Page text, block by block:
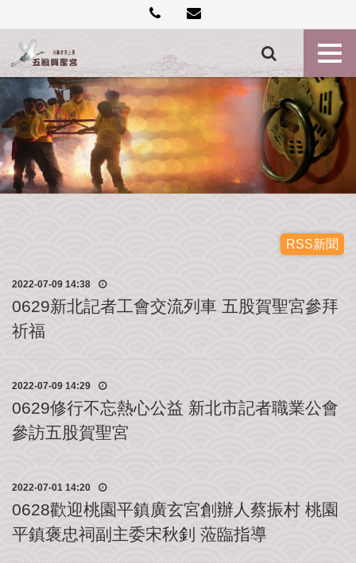
記
事
各
殿
神
尊
最
禮
斗
點
燈
益
社
花
絮
RSS新聞
2022-07-09 14:38
0629新北記者工會交流列車 五股賀聖宮參拜
祈福
2022-07-09 14:29
0629修行不忘熱心公益 新北市記者職業公會
參訪五股賀聖宮
2022-07-01 14:20
0628歡迎桃園平鎮廣玄宮創辦人蔡振村 桃園
平鎮褒忠祠副主委宋秋釗 蒞臨指導